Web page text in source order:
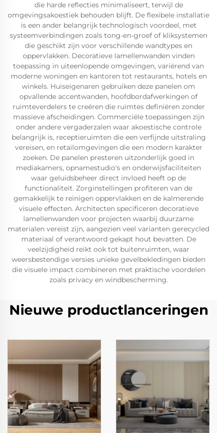
die harde reflecties minimaliseert, terwijl de
omgevingsakoestiek behouden blijft. De flexibele installatie
is een ander belangrijk technologisch voordeel, met
systeemverbindingen zoals tong-en-groef of kliksystemen
die geschikt zijn voor verschillende wandtypes en
oppervlakken. Decoratieve lamellenwanden vinden
toepassing in uiteenlopende omgevingen, variërend van
moderne woningen en kantoren tot restaurants, hotels en
winkels. Huiseigenaren gebruiken deze panelen om
opvallende accentwanden, hoofdbordafwerkingen of
ruimteverdelers te creëren die ruimtes definiëren zonder
massieve afscheidingen. Commerciële toepassingen zijn
onder andere vergaderzalen waar akoestische controle
belangrijk is, receptieruimten die een verfijnde uitstraling
vereisen, en retailomgevingen die een modern karakter
zoeken. De panelen presteren uitzonderlijk goed in
mediakamers, opnamestudio's en onderwijsfaciliteiten
waar geluidsbeheer direct invloed heeft op de
functionaliteit. Zorginstellingen profiteren van de
gemakkelijk te reinigen oppervlakken en de kalmerende
visuele effecten. Architecten specificeren decoratieve
lamellenwanden voor projecten waarbij duurzame
materialen vereist zijn, aangezien veel varianten gerecycled
materiaal of verantwoord gekapt hout bevatten. De
veelzijdigheid reikt ook tot buitenruimten, waar
weersbestendige versies unieke gevelbekledingen bieden
die visuele impact combineren met praktische voordelen
zoals privacy en windbescherming.
Nieuwe productlanceringen